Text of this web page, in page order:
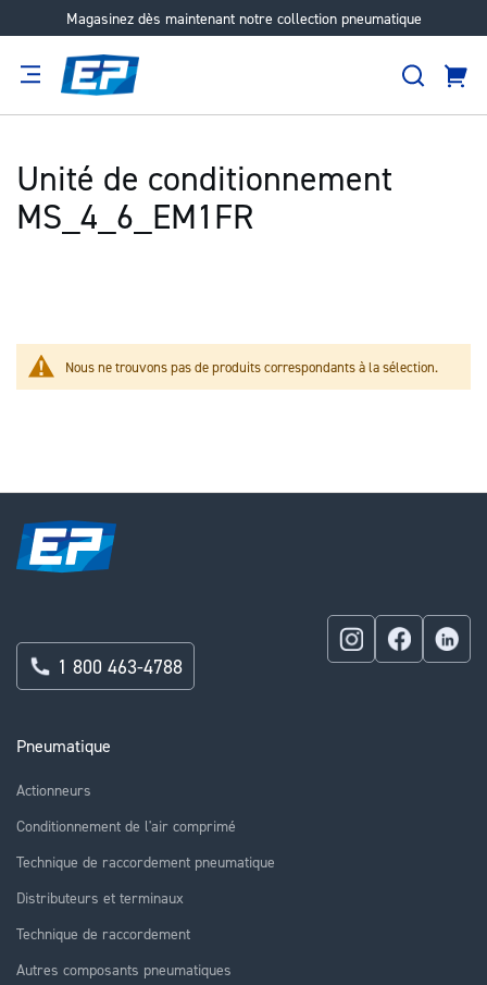
Magasinez dès maintenant notre collection pneumatique
Aller
Unité de conditionnement
MS_4_6_EM1FR
Nous ne trouvons pas de produits correspondants à la sélection.
Pneumatique
Actionneurs
Conditionnement de l'air comprimé
Technique de raccordement pneumatique
Distributeurs et terminaux
Technique de raccordement
Autres composants pneumatiques
1 800 463-4788